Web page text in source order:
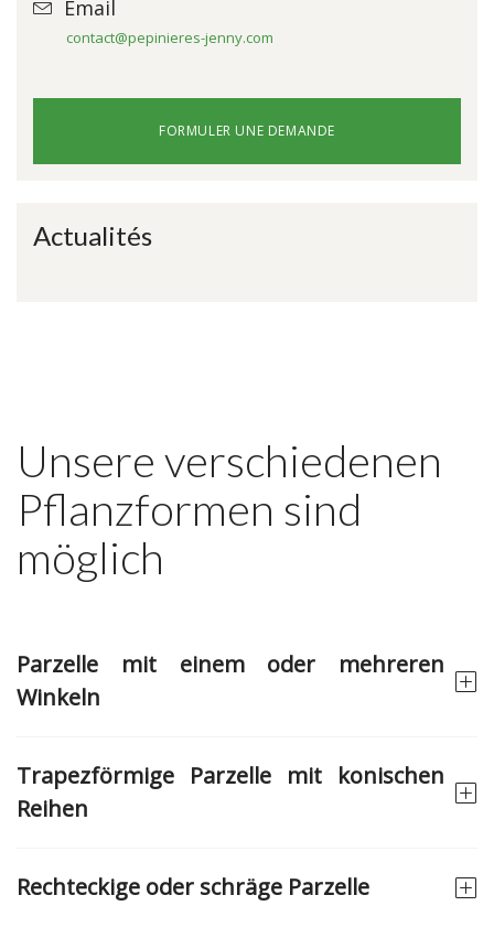
Email
contact@pepinieres-jenny.com
FORMULER UNE DEMANDE
Actualités
Unsere verschiedenen
Pflanzformen sind
möglich
Parzelle mit einem oder mehreren
Winkeln
Trapezförmige Parzelle mit konischen
Reihen
Rechteckige oder schräge Parzelle